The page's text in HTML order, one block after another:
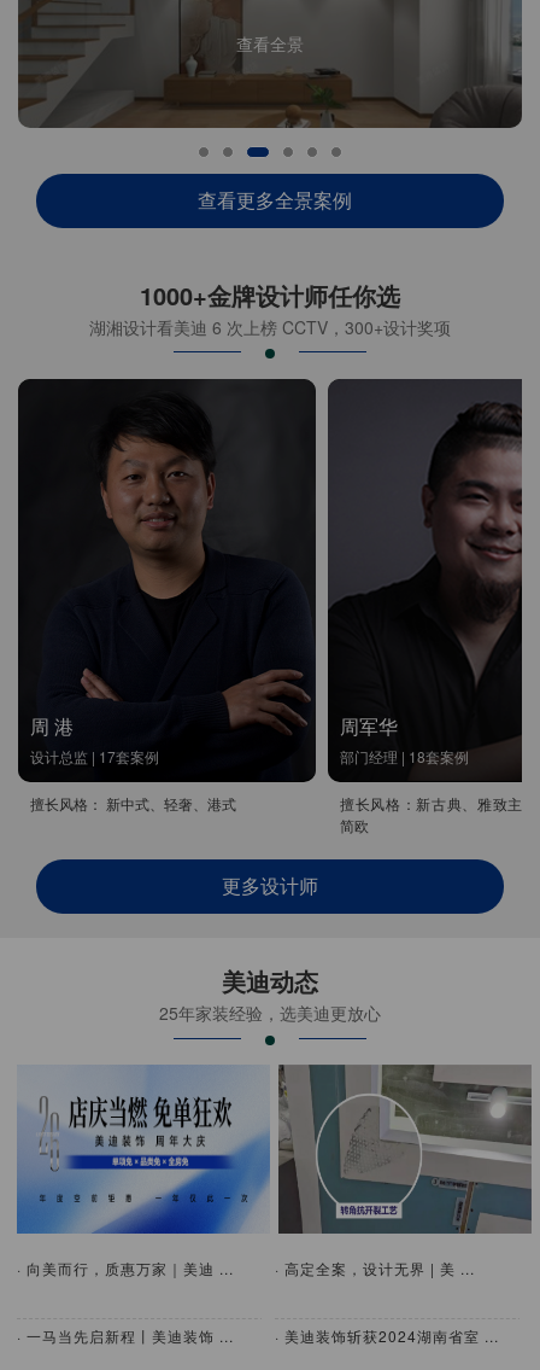
查看全景
查看更多全景案例
1000+金牌设计师任你选
湖湘设计看美迪 6 次上榜 CCTV，300+设计奖项
周 港
设计总监 | 17套案例
擅长风格： 新中式、轻奢、港式
周军华
部门经理 | 18套案例
擅长风格：新古典、雅致主
简欧
更多设计师
美迪动态
25年家装经验，选美迪更放心
· 向美而行，质惠万家｜美迪 ...
· 一马当先启新程丨美迪装饰 ...
· 高定全案，设计无界 | 美 ...
· 美迪装饰斩获2024湖南省室 ...